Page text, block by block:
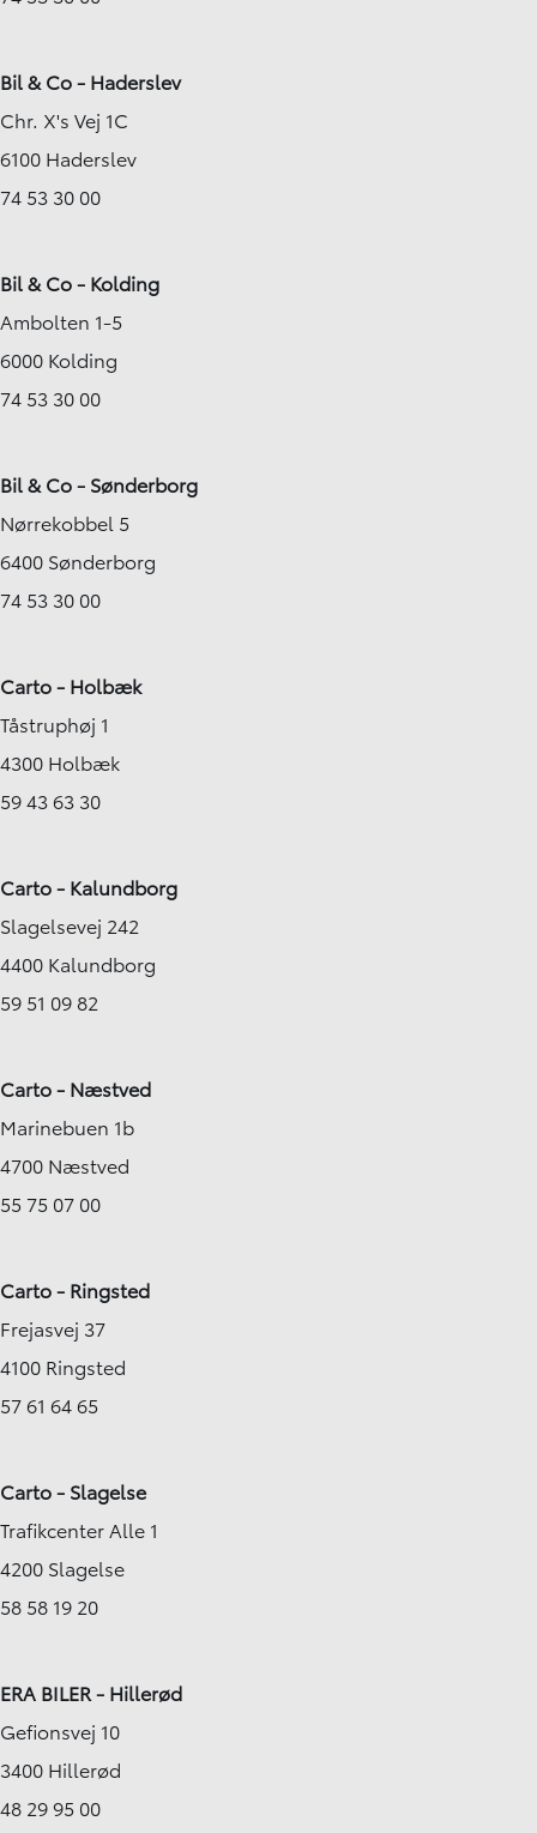
Bil & Co - Haderslev
Chr. X's Vej 1C
6100 Haderslev
74 53 30 00
Bil & Co - Kolding
Ambolten 1-5
6000 Kolding
74 53 30 00
Bil & Co - Sønderborg
Nørrekobbel 5
6400 Sønderborg
74 53 30 00
Carto - Holbæk
Tåstruphøj 1
4300 Holbæk
59 43 63 30
Carto - Kalundborg
Slagelsevej 242
4400 Kalundborg
59 51 09 82
Carto - Næstved
Marinebuen 1b
4700 Næstved
55 75 07 00
Carto - Ringsted
Frejasvej 37
4100 Ringsted
57 61 64 65
Carto - Slagelse
Trafikcenter Alle 1
4200 Slagelse
58 58 19 20
ERA BILER - Hillerød
Gefionsvej 10
3400 Hillerød
48 29 95 00